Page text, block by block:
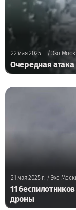
22 мая 2025 г./ Эхо
Очередная
21 мая 2025 г./ Эхо
11
дроны